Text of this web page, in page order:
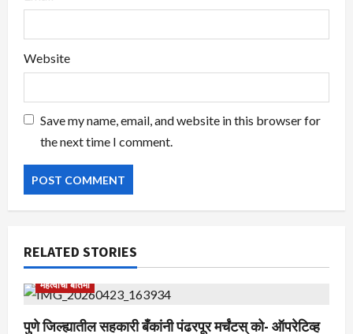
Website
Save my name, email, and website in this browser for
the next time I comment.
RELATED STORIES
महत्वाची बातमी
पुणे जिल्ह्यातील सहकारी बँकांनी पंढरपूर मर्चंटस् को- ऑपरेटिव्ह